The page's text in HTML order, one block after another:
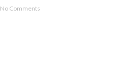
No Comments